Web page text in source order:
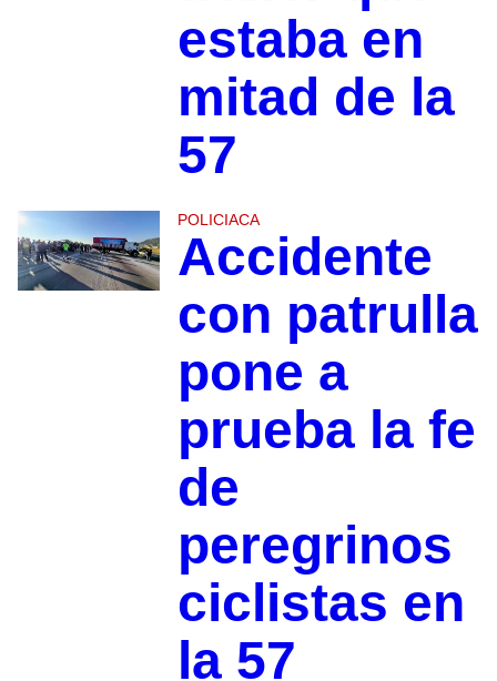
estaba en
mitad de la
57
POLICIACA
Accidente
con patrulla
pone a
prueba la fe
de
peregrinos
ciclistas en
la 57